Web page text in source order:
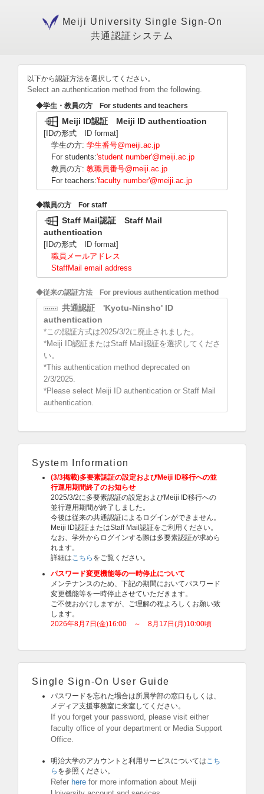
Meiji University Single Sign-On
共通認証システム
以下から認証方法を選択してください。
Select an authentication method from the following.
◆学生・教員の方 For students and teachers
Meiji ID認証 Meiji ID authentication
[IDの形式 ID format]
学生の方: 学生番号@meiji.ac.jp
For students:'student number'@meiji.ac.jp
教員の方: 教職員番号@meiji.ac.jp
For teachers:'faculty number'@meiji.ac.jp
◆職員の方 For staff
Staff Mail認証 Staff Mail
authentication
[IDの形式 ID format]
職員メールアドレス
StaffMail email address
◆従来の認証方法 For previous authentication method
共通認証 'Kyotu-Ninsho' ID
authentication
*この認証方式は2025/3/2に廃止されました。
*Meiji ID認証またはStaff Mail認証を選択してくださ
い。
*This authentication method deprecated on
2/3/2025.
*Please select Meiji ID authentication or Staff Mail
authentication.
System Information
(3/3掲載)多要素認証の設定およびMeiji ID移行への並
行運用期間終了のお知らせ
2025/3/2に多要素認証の設定およびMeiji ID移行への
並行運用期間が終了しました。
今後は従来の共通認証によるログインができません。
Meiji ID認証またはStaff Mail認証をご利用ください。
なお、学外からログインする際は多要素認証が求めら
れます。
詳細はこちら をご覧ください。
パスワード変更機能等の一時停止について
メンテナンスのため、下記の期間においてパスワード
変更機能等を一時停止させていただきます。
ご不便おかけしますが、ご理解の程よろしくお願い致
します。
2026年8月7日(金)16:00 ～ 8月17日(月)10:00頃
Single Sign-On User Guide
パスワードを忘れた場合は所属学部の窓口もしくは、
メディア支援事務室に来室してください。
If you forget your password, please visit either
faculty office of your department or Media Support
Office.
明治大学のアカウントと利用サービスについてはこち
ら を参照ください。
Refer here for more information about Meiji